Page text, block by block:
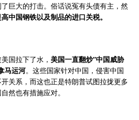
巨大的打击。俗话说冤有头债有主，然
中国钢铁以及制品的进口关税。
国拉下了水， 美国一直翻炒“中国威胁
马运河。这些国家针对中国，侵害中国
关系，而这也正是特朗普试图拉拢更多
然也有措施应对。